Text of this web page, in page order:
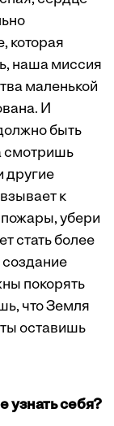
которая
наша миссия
маленькой
И
быть
смотришь
другие
к
убери
стать более
покорять
что Земля
оставишь
узнать себя?